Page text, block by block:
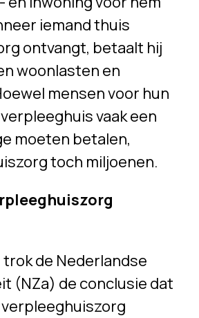
iemand thuis
ontvangt, betaalt hij
woonlasten en
mensen voor hun
vaak een
moeten betalen,
toch miljoenen.
trok de Nederlandse
(NZa) de conclusie dat